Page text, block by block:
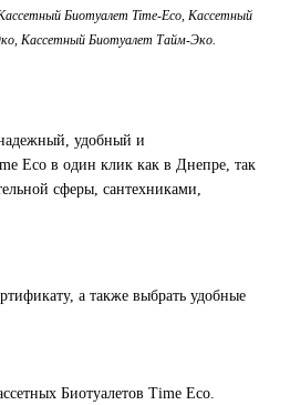
Биотуалет Time-Eco, Кассетный
Кассетный Биотуалет Тайм-Эко.
удобный и
Eco в один клик как в Днепре, так
сферы, сантехниками,
а также выбрать удобные
Биотуалетов Time Eco.